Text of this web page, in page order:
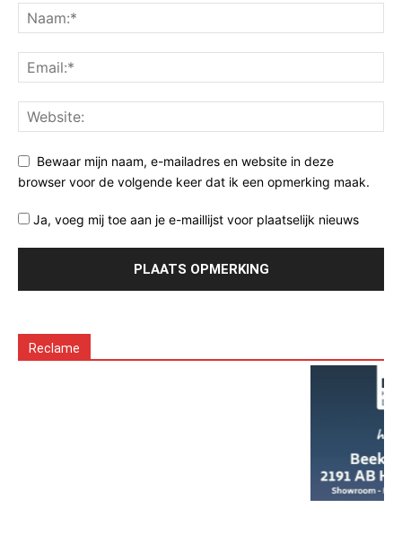
Bewaar mijn naam, e-mailadres en website in deze
browser voor de volgende keer dat ik een opmerking maak.
Ja, voeg mij toe aan je e-maillijst voor plaatselijk nieuws
Reclame